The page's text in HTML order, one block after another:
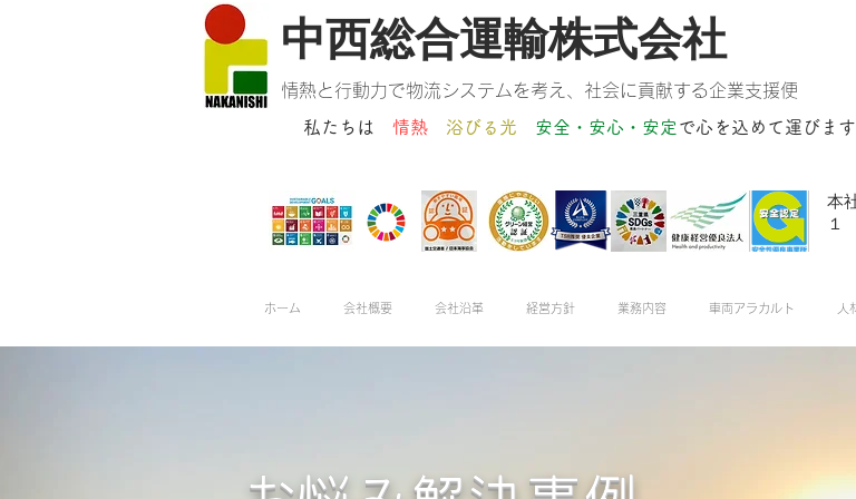
​中西総合運輸株式会社
情熱と行動力で物流システムを考え、社会に貢献する企業支援便
私たちは 情熱 浴びる光 安全・安心・安定 ​で心を込めて運びます
本
１
受付
ホーム 会社概要 会社沿革 経営方針 業務内容 車両アラカルト 人